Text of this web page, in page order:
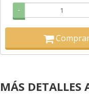
-
MÁS DETALLES